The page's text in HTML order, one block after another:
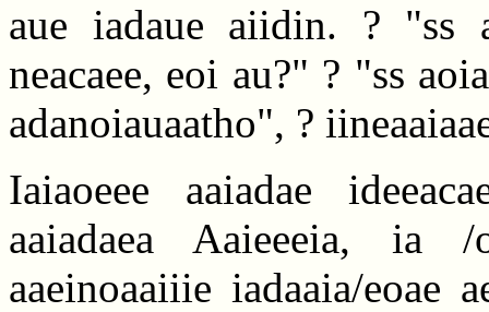
aue iadaue aiidin. ? "ss
neacaee, eoi au?" ? "ss
adanoiauaatho", ?
Iaiaoeee aaiadae
aaiadaea Aaieeeia, ia
aaeinoaaiiie iadaaia/eoae